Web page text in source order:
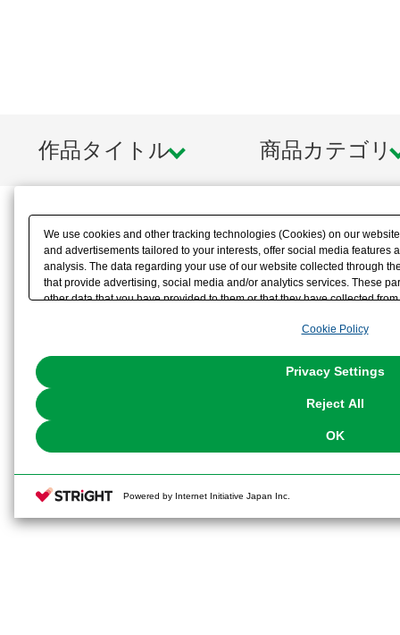
作品タイトル 商品カテゴリ
We use cookies and other tracking technologies (Cookies) on our
and advertisements tailored to your interests, offer social media features
analysis. The data regarding your use of our website collected through
that provide advertising, social media and/or analytics services. These
other data that you have provided to them or that they have collected
the use of all Cookies except for Strictly Necessary Cookies, please
You can change your consent or rejection settings at any time via
Cookie Policy
Privacy Settings
Reject All
OK
Powered by Internet Initiative Japan Inc.